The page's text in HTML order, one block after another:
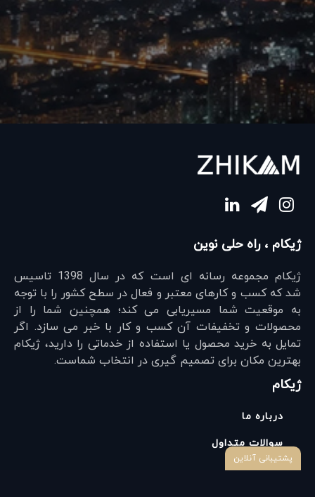
ژیکام ، راه حلی نوین
ژیکام مجموعه رسانه ای است که در سال 1398 تاسیس
شد که کسب و کارهای معتبر و فعال در سطح کشور را با توجه
به موقعیت شما مسیریابی می کند؛ همچنین شما را از
محصولات و تخفیفات آن کسب و کار با خبر می سازد. اگر
تمایل به خرید محصول یا استفاده از خدماتی را دارید، ژیکام
بهترین مکان برای تصمیم گیری در انتخاب شماست.
ژیکام
درباره ما
سوالات متداول
ارتباط با ما
پشتیبانی آنلاین